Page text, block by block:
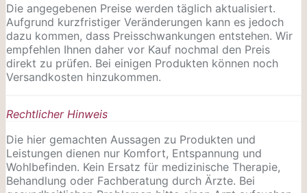
Die angegebenen Preise werden täglich aktualisiert.
Aufgrund kurzfristiger Veränderungen kann es jedoch
dazu kommen, dass Preisschwankungen entstehen. Wir
empfehlen Ihnen daher vor Kauf nochmal den Preis
direkt zu prüfen. Bei einigen Produkten können noch
Versandkosten hinzukommen.
Rechtlicher Hinweis
Die hier gemachten Aussagen zu Produkten und
Leistungen dienen nur Komfort, Entspannung und
Wohlbefinden. Kein Ersatz für medizinische Therapie,
Behandlung oder Fachberatung durch Ärzte. Bei